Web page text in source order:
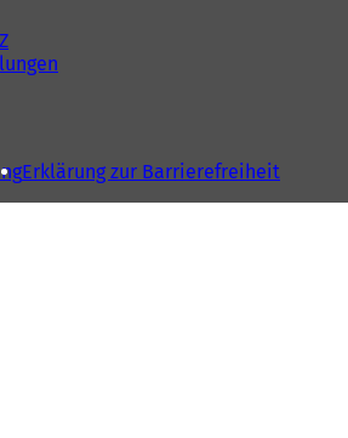
Erklärung zur Barrierefreiheit